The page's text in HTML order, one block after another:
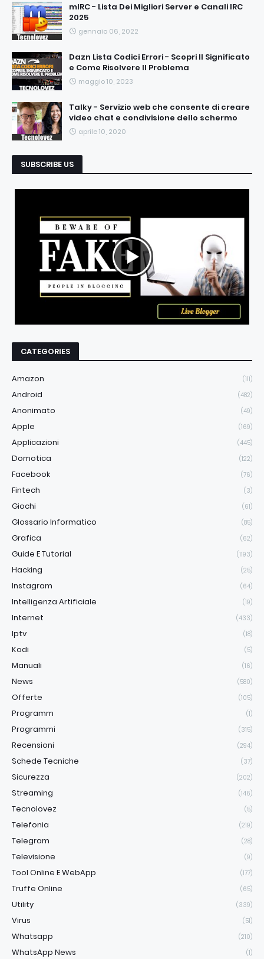
mIRC - Lista Dei Migliori Server e Canali IRC
2025
gennaio 06, 2022
Dazn Lista Codici Errori - Scopri Il Significato
e Come Risolvere Il Problema
maggio 10, 2023
Talky - Servizio web che consente di creare
video chat e condivisione dello schermo
aprile 10, 2020
SUBSCRIBE US
CATEGORIES
Amazon (111)
Android (482)
Anonimato (49)
Apple (169)
Applicazioni (445)
Domotica (122)
Facebook (76)
Fintech (3)
Giochi (61)
Glossario Informatico (85)
Grafica (62)
Guide E Tutorial (1193)
Hacking (25)
Instagram (64)
Intelligenza Artificiale (19)
Internet (433)
Iptv (18)
Kodi (5)
Manuali (16)
News (580)
Offerte (105)
Programm (1)
Programmi (315)
Recensioni (294)
Schede Tecniche (37)
Sicurezza (202)
Streaming (146)
Tecnolovez (5)
Telefonia (219)
Telegram (28)
Televisione (9)
Tool Online E WebApp (177)
Truffe Online (65)
Utility (339)
Virus (51)
Whatsapp (210)
WhatsApp News (1)